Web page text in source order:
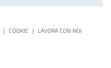
| COOKIE | LAVORA CON NOI